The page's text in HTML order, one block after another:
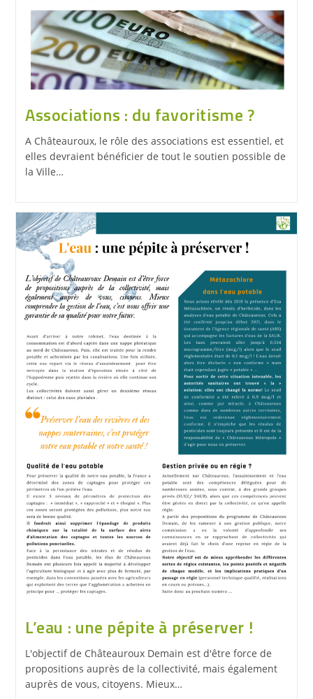
Associations : du favoritisme ?
A Châteauroux, le rôle des associations est essentiel, et
elles devraient bénéficier de tout le soutien possible de
la Ville…
L’eau : une pépite à préserver !
L'objectif de Châteauroux Demain est d'être force de
propositions auprès de la collectivité, mais également
auprès de vous, citoyens. Mieux…